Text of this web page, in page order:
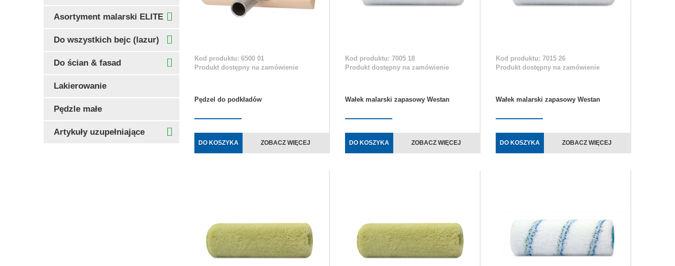
Asortyment malarski ELITE
Do wszystkich bejc (lazur)
Do ścian & fasad
Lakierowanie
Pędzle małe
Artykuły uzupełniające
Kod produktu: 6500 01
Produkt dostępny na zamówienie
Pędzel do podkładów
DO KOSZYKA ZOBACZ WIĘCEJ
Kod produktu: 7005 18
Produkt dostępny na zamówienie
Wałek malarski zapasowy Westan
DO KOSZYKA ZOBACZ WIĘCEJ
Kod produktu: 7015 26
Produkt dostępny na zamówienie
Wałek malarski zapasowy Westan
DO KOSZYKA ZOBACZ WIĘCEJ